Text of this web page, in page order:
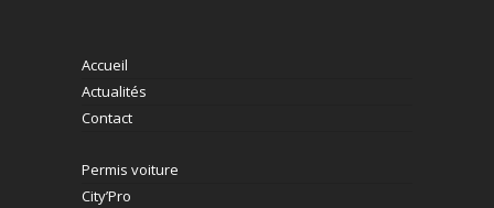
Accueil
Actualités
Contact
Permis voiture
City’Pro